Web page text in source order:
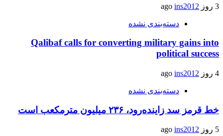
3 روز ago ins2012
دسته‌بندی نشده
Qalibaf calls for converting military gains into
political success
4 روز ago ins2012
دسته‌بندی نشده
خط قرمز سد زاینده‌رود، ۲۳۶ میلیون مترمکعب است
5 روز ago ins2012